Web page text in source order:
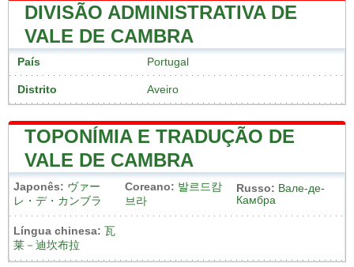
DIVISÃO ADMINISTRATIVA DE
VALE DE CAMBRA
País Portugal
Distrito Aveiro
TOPONÍMIA E TRADUÇÃO DE
VALE DE CAMBRA
Japonês: ヴァー
レ・デ・カンブラ
Coreano: 발르드캄
브라
Russo: Вале-де-
Камбра
Língua chinesa: 瓦
莱－迪坎布拉